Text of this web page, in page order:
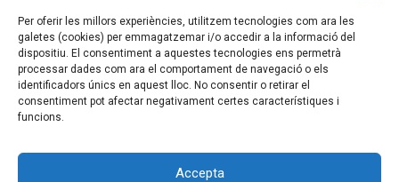
Per oferir les millors experiències, utilitzem tecnologies com ara les
galetes (cookies) per emmagatzemar i/o accedir a la informació del
dispositiu. El consentiment a aquestes tecnologies ens permetrà
processar dades com ara el comportament de navegació o els
identificadors únics en aquest lloc. No consentir o retirar el
consentiment pot afectar negativament certes característiques i
funcions.
Accepta
Telèfon: (+34) 937 361 100
clubinternacionalitzacio@cecot.org.